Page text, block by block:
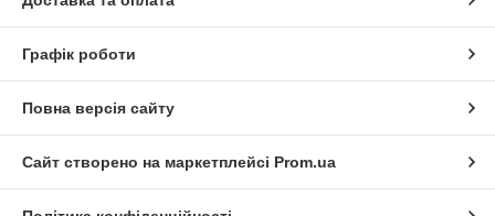
Графік роботи
Повна версія сайту
Сайт створено на маркетплейсі Prom.ua